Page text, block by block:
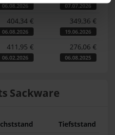
06.08.2026 07.07.2026
404,34 €
06.08.2026
349,36 €
19.06.2026
411,95 €
06.02.2026
276,06 €
06.08.2025
Sackware
Tiefststand